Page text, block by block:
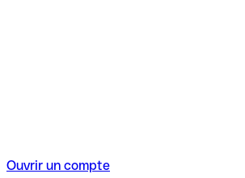
Ouvrir un compte